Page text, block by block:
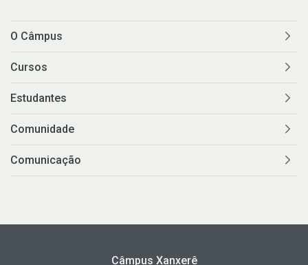
O Câmpus
Cursos
Estudantes
Comunidade
Comunicação
Câmpus Xanxerê